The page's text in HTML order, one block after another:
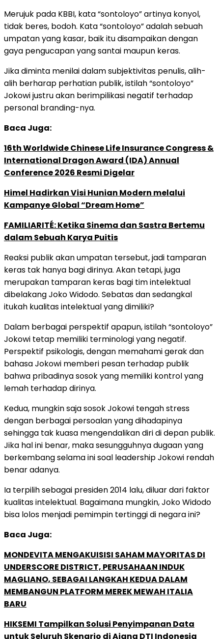
Merujuk pada KBBI, kata “sontoloyo” artinya konyol,
tidak beres, bodoh. Kata “sontoloyo” adalah sebuah
umpatan yang kasar, baik itu disampaikan dengan
gaya pengucapan yang santai maupun keras.
Jika diminta menilai dalam subjektivitas penulis, alih-
alih berharap perhatian publik, istilah “sontoloyo”
Jokowi justru akan berimpilikasi negatif terhadap
personal branding-nya.
Baca Juga:
16th Worldwide Chinese Life Insurance Congress &
International Dragon Award (IDA) Annual
Conference 2026 Resmi Digelar
Himel Hadirkan Visi Hunian Modern melalui
Kampanye Global “Dream Home”
FAMILIARITÉ: Ketika Sinema dan Sastra Bertemu
dalam Sebuah Karya Puitis
Reaksi publik akan umpatan tersebut, jadi tamparan
keras tak hanya bagi dirinya. Akan tetapi, juga
merupakan tamparan keras bagi tim intelektual
dibelakang Joko Widodo. Sebatas dan sedangkal
itukah kualitas intelektual yang dimiliki?
Dalam berbagai perspektif apapun, istilah “sontoloyo”
Jokowi tetap memiliki terminologi yang negatif.
Perspektif psikologis, dengan memahami gerak dan
bahasa Jokowi memberi pesan terhadap publik
bahwa pribadinya sosok yang memiliki kontrol yang
lemah terhadap dirinya.
Kedua, mungkin saja sosok Jokowi tengah stress
dengan berbagai persoalan yang dihadapinya
sehingga tak kuasa mengendalikan diri di depan publik.
Jika hal ini benar, maka sesungguhnya dugaan yang
berkembang selama ini soal leadership Jokowi rendah
benar adanya.
Ia terpilih sebagai presiden 2014 lalu, diluar dari faktor
kualitas intelektual. Bagaimana mungkin, Joko Widodo
bisa lolos menjadi pemimpin tertinggi di negara ini?
Baca Juga:
MONDEVITA MENGAKUISISI SAHAM MAYORITAS DI
UNDERSCORE DISTRICT, PERUSAHAAN INDUK
MAGLIANO, SEBAGAI LANGKAH KEDUA DALAM
MEMBANGUN PLATFORM MEREK MEWAH ITALIA
BARU
HIKSEMI Tampilkan Solusi Penyimpanan Data
untuk Seluruh Skenario di Ajang DTI Indonesia